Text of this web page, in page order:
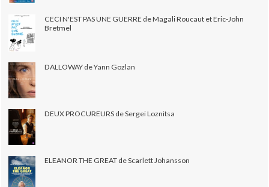
CECI N'EST PAS UNE GUERRE de Magali Roucaut et Eric-John
Bretmel
DALLOWAY de Yann Gozlan
DEUX PROCUREURS de Sergei Loznitsa
ELEANOR THE GREAT de Scarlett Johansson